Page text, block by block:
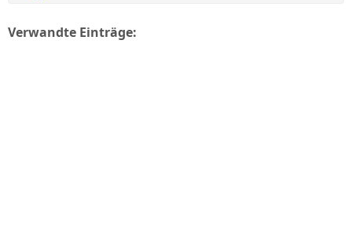
Verwandte Einträge: